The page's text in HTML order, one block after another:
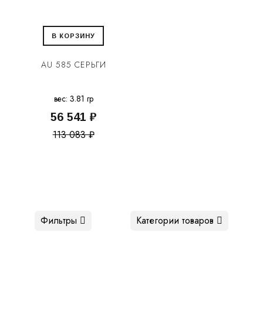
В КОРЗИНУ
AU 585 СЕРЬГИ
вес: 3.81 гр
56 541 ₽
113 083 ₽
Категории товаров
Фильтры